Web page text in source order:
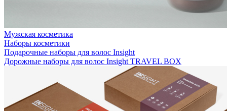
Мужская косметика
Наборы косметики
Подарочные наборы для волос Insight
Дорожные наборы для волос Insight TRAVEL BOX